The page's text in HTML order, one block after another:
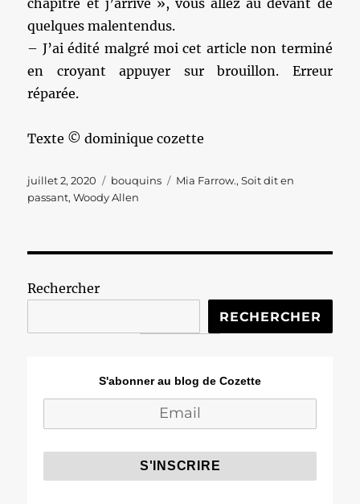
chapitre et j’arrive », vous allez au devant de
quelques malentendus.
– J’ai édité malgré moi cet article non terminé
en croyant appuyer sur brouillon. Erreur
réparée.
Texte © dominique cozette
Publié
le
juillet 2, 2020 Catégories
bouquins Étiquettes
Mia Farrow.,Soit dit en
passant,Woody Allen
Rechercher
RECHERCHER
S'abonner au blog de Cozette